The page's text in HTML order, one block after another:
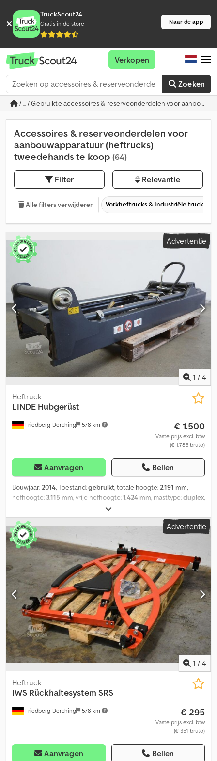
TruckScout24
Gratis in de store Naar de app
Zoeken
Verkopen
/ ... / Gebruikte accessoires & reserveonderdelen voor
Accessoires & reserveonderdelen voor
aanbouwapparatuur (heftrucks)
tweedehands te koop (64)
Filter Relevantie
Alle filters verwijderen Vorkheftrucks & Industriële trucks
Advertentie
1 / 4
Friedberg-Derching 578 km
Heftruck
LINDE Hubgerüst
€ 1.500
Vaste prijs excl. btw
(€ 1.785 bruto)
Aanvragen Bellen
Bouwjaar:2014, Toestand:gebruikt, totale hoogte:2.191 mm,
hefhoogte: 3.115 mm, vrije hefhoogte:1.424 mm, masttype:duplex,
Type vorkenmast: duplex, draagvermogen 3500 kg bij een
lastzwaartepunt van 500 mm, mast: zonder extra hydrauliek, totale
hoogte: 2191 mm, hefhoogte: 3115 mm, vrije hefhoogte: 1424 mm,
gebruikte Linde duplex vorkenmast, geschikt voor de serie 393,
ZONDER vorkenbord, ZONDER extra hydrauliekslang,
lastzwaartepunt: 500. Crsdpozqg S Ssfx Aagef
Advertentie
1 / 4
Friedberg-Derching 578 km
Heftruck
IWS Rückhaltesystem SRS
€ 295
Vaste prijs excl. btw
(€ 351 bruto)
Aanvragen Bellen